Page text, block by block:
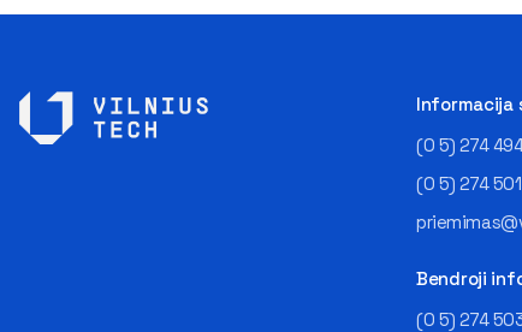
Informacija
(0 5) 274
(0 5) 274
Bendroji
(0 5) 274